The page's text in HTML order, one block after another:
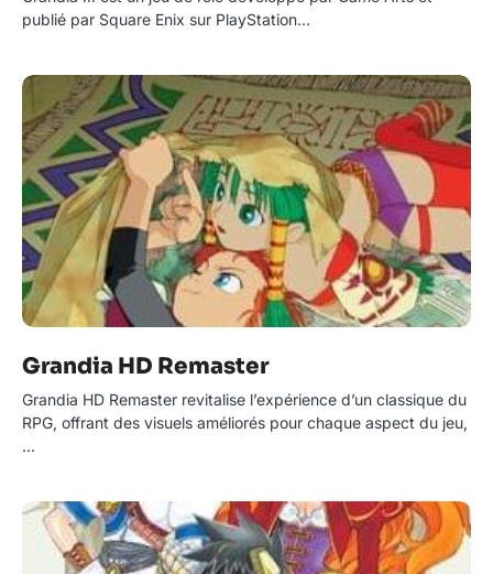
publié par Square Enix sur PlayStation…
Grandia HD Remaster
Grandia HD Remaster revitalise l’expérience d’un classique du
RPG, offrant des visuels améliorés pour chaque aspect du jeu,
…